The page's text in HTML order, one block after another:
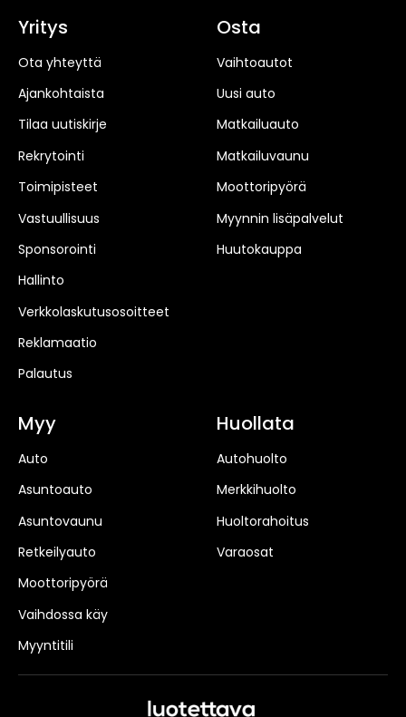
Yritys
Ota yhteyttä
Ajankohtaista
Tilaa uutiskirje
Rekrytointi
Toimipisteet
Vastuullisuus
Sponsorointi
Hallinto
Verkkolaskutusosoitteet
Reklamaatio
Palautus
Osta
Vaihtoautot
Uusi auto
Matkailuauto
Matkailuvaunu
Moottoripyörä
Myynnin lisäpalvelut
Huutokauppa
Myy
Auto
Asuntoauto
Asuntovaunu
Retkeilyauto
Moottoripyörä
Vaihdossa käy
Myyntitili
Huollata
Autohuolto
Merkkihuolto
Huoltorahoitus
Varaosat